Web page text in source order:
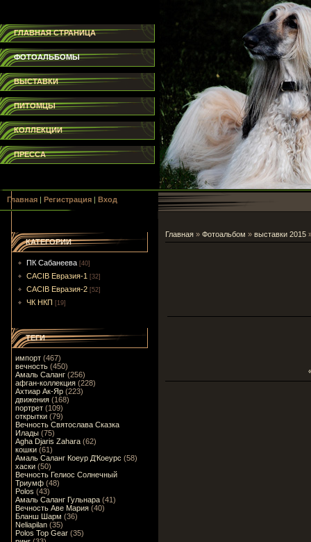
ГЛАВНАЯ СТРАНИЦА
ФОТОАЛЬБОМЫ
ВЫСТАВКИ
ПИТОМЦЫ
КОЛЛЕКЦИИ
ПРЕССА
Главная | Регистрация | Вход
КАТЕГОРИИ
ПК Сабанеева [40]
CACIB Евразия-1 [32]
CACIB Евразия-2 [52]
ЧК НКП [19]
ТЕГИ
импорт (467)
вечность (450)
Амаль Саланг (256)
афган-коллекция (228)
Ахтиар Ак-Яр (223)
движения (168)
портрет (109)
открытки (79)
Вечность Святослава Сказка
Илады (75)
Agha Djaris Zahara (62)
кошки (61)
Амаль Саланг Коеур Д'Коеурс (58)
хаски (50)
Вечность Гелиос Солнечный
Триумф (48)
Polos (43)
Амаль Саланг Гульнара (41)
Вечность Аве Мария (40)
Бланш Шарм (36)
Neliapilan (35)
Polos Top Gear (35)
Главная » Фотоальбом » выставки 2015